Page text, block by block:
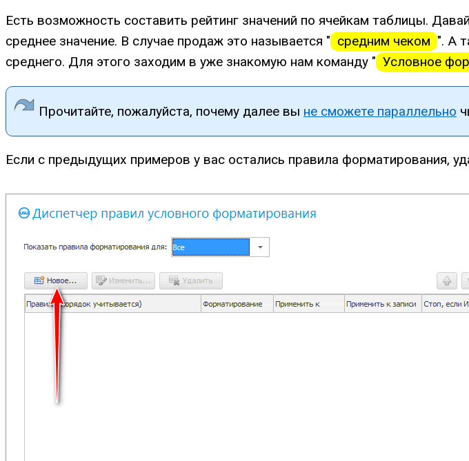
Есть возможность составить рейтинг значений по ячейкам таблицы.
среднее значение. В случае продаж это называется " средним чеком ". А
среднего. Для этого заходим в уже знакомую нам команду " Условное
Прочитайте, пожалуйста, почему далее вы не сможете параллельно
Если с предыдущих примеров у вас остались правила форматирования,